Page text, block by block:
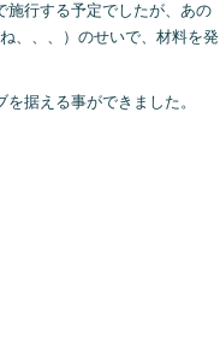
施行する予定でしたが、あの
、、、）のせいで、材料を発
据える事ができました。